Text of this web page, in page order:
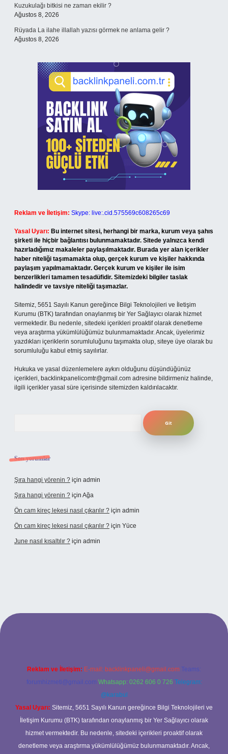
Kuzukulağı bitkisi ne zaman ekilir ?
Ağustos 8, 2026
Rüyada La ilahe illallah yazısı görmek ne anlama gelir ?
Ağustos 8, 2026
Reklam ve İletişim: Skype: live:.cid.575569c608265c69
Yasal Uyarı: Bu internet sitesi, herhangi bir marka, kurum veya şahıs
şirketi ile hiçbir bağlantısı bulunmamaktadır. Sitede yalnızca kendi
hazırladığımız makaleler paylaşılmaktadır. Burada yer alan içerikler
haber niteliği taşımamakta olup, gerçek kurum ve kişiler hakkında
paylaşım yapılmamaktadır. Gerçek kurum ve kişiler ile isim
benzerlikleri tamamen tesadüfidir. Sitemizdeki bilgiler taslak
halindedir ve tavsiye niteliği taşımazlar.
Sitemiz, 5651 Sayılı Kanun gereğince Bilgi Teknolojileri ve İletişim
Kurumu (BTK) tarafından onaylanmış bir Yer Sağlayıcı olarak hizmet
vermektedir. Bu nedenle, sitedeki içerikleri proaktif olarak denetleme
veya araştırma yükümlülüğümüz bulunmamaktadır. Ancak, üyelerimiz
yazdıkları içeriklerin sorumluluğunu taşımakta olup, siteye üye olarak bu
sorumluluğu kabul etmiş sayılırlar.
Hukuka ve yasal düzenlemelere aykırı olduğunu düşündüğünüz
içerikleri, backlinkpanelicomtr@gmail.com adresine bildirmeniz halinde,
ilgili içerikler yasal süre içerisinde sitemizden kaldırılacaktır.
Son yorumlar
Şıra hangi yörenin ? için admin
Şıra hangi yörenin ? için Ağa
Ön cam kireç lekesi nasıl çıkarılır ? için admin
Ön cam kireç lekesi nasıl çıkarılır ? için Yüce
June nasıl kısaltılır ? için admin
giriş
Reklam ve İletişim: E-mail: backlinkpaneli@gmail.com Teams:
forumhizmeti@gmail.com Whatsapp: 0262 606 0 726 Telegram:
@karabul
Yasal Uyarı: Sitemiz, 5651 Sayılı Kanun gereğince Bilgi Teknolojileri ve
İletişim Kurumu (BTK) tarafından onaylanmış bir Yer Sağlayıcı olarak
hizmet vermektedir. Bu nedenle, sitedeki içerikleri proaktif olarak
denetleme veya araştırma yükümlülüğümüz bulunmamaktadır. Ancak,